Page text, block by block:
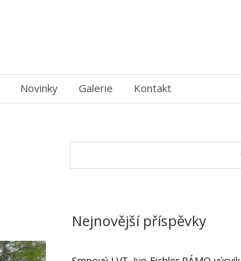
Novinky Galerie Kontakt
Nejnovější příspěvky